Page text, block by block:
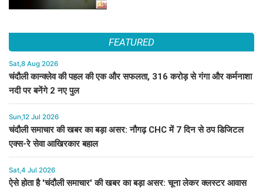
FEATURED
Sat,8 Aug 2026
चंदौली कान्क्लेव की पहल की एक और सफलता, 316 करोड़ से गंगा और कर्मनाशा
नदी पर बनेंगे 2 नए पुल
Sun,12 Jul 2026
चंदौली समाचार की खबर का बड़ा असर: नौगढ़ CHC में 7 दिन से ठप डिजिटल
एक्स-रे सेवा आखिरकार बहाल
Sat,4 Jul 2026
ऐसे होता है 'चंदौली समाचार' की खबर का बड़ा असर: चूना लेकर क्लस्टर आवास